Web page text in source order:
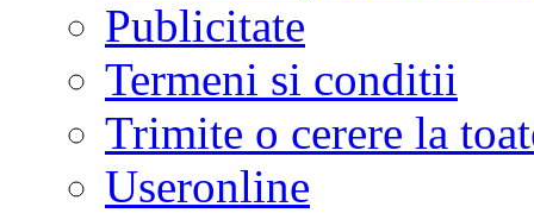
Publicitate
Termeni si conditii
Trimite o cerere la
Useronline